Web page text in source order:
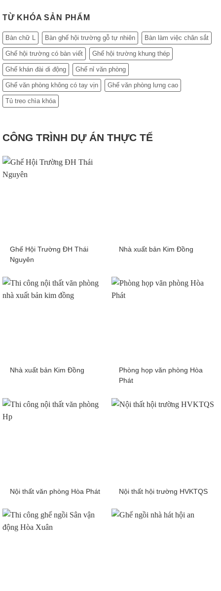
TỪ KHÓA SẢN PHẨM
Bàn chữ L Bàn ghế hội trường gỗ tự nhiên Bàn làm việc chân sắt
Ghế hội trường có bàn viết Ghế hội trường khung thép
Ghế khán đài di động Ghế nỉ văn phòng
Ghế văn phòng không có tay vịn Ghế văn phòng lưng cao
Tủ treo chìa khóa
CÔNG TRÌNH DỰ ÁN THỰC TẾ
Ghế Hội Trường ĐH Thái
Nguyên
Nhà xuất bản Kim Đồng
Nhà xuất bản Kim Đồng
Phòng họp văn phòng Hòa
Phát
Nội thất văn phòng Hòa Phát Nội thất hội trường HVKTQS